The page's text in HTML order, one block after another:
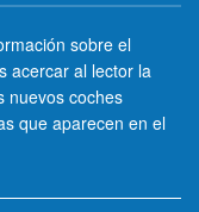
sobre el
acercar al lector la
nuevos coches
que aparecen en el